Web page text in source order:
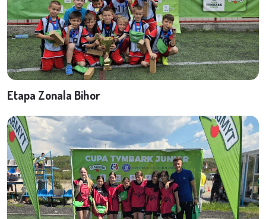
Etapa Zonala Bihor